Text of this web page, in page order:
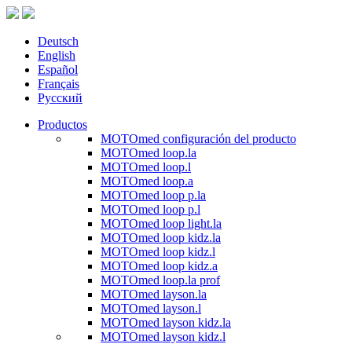
Deutsch
English
Español
Français
Русский
Productos
MOTOmed configuración del producto
MOTOmed loop.la
MOTOmed loop.l
MOTOmed loop.a
MOTOmed loop p.la
MOTOmed loop p.l
MOTOmed loop light.la
MOTOmed loop kidz.la
MOTOmed loop kidz.l
MOTOmed loop kidz.a
MOTOmed loop.la prof
MOTOmed layson.la
MOTOmed layson.l
MOTOmed layson kidz.la
MOTOmed layson kidz.l